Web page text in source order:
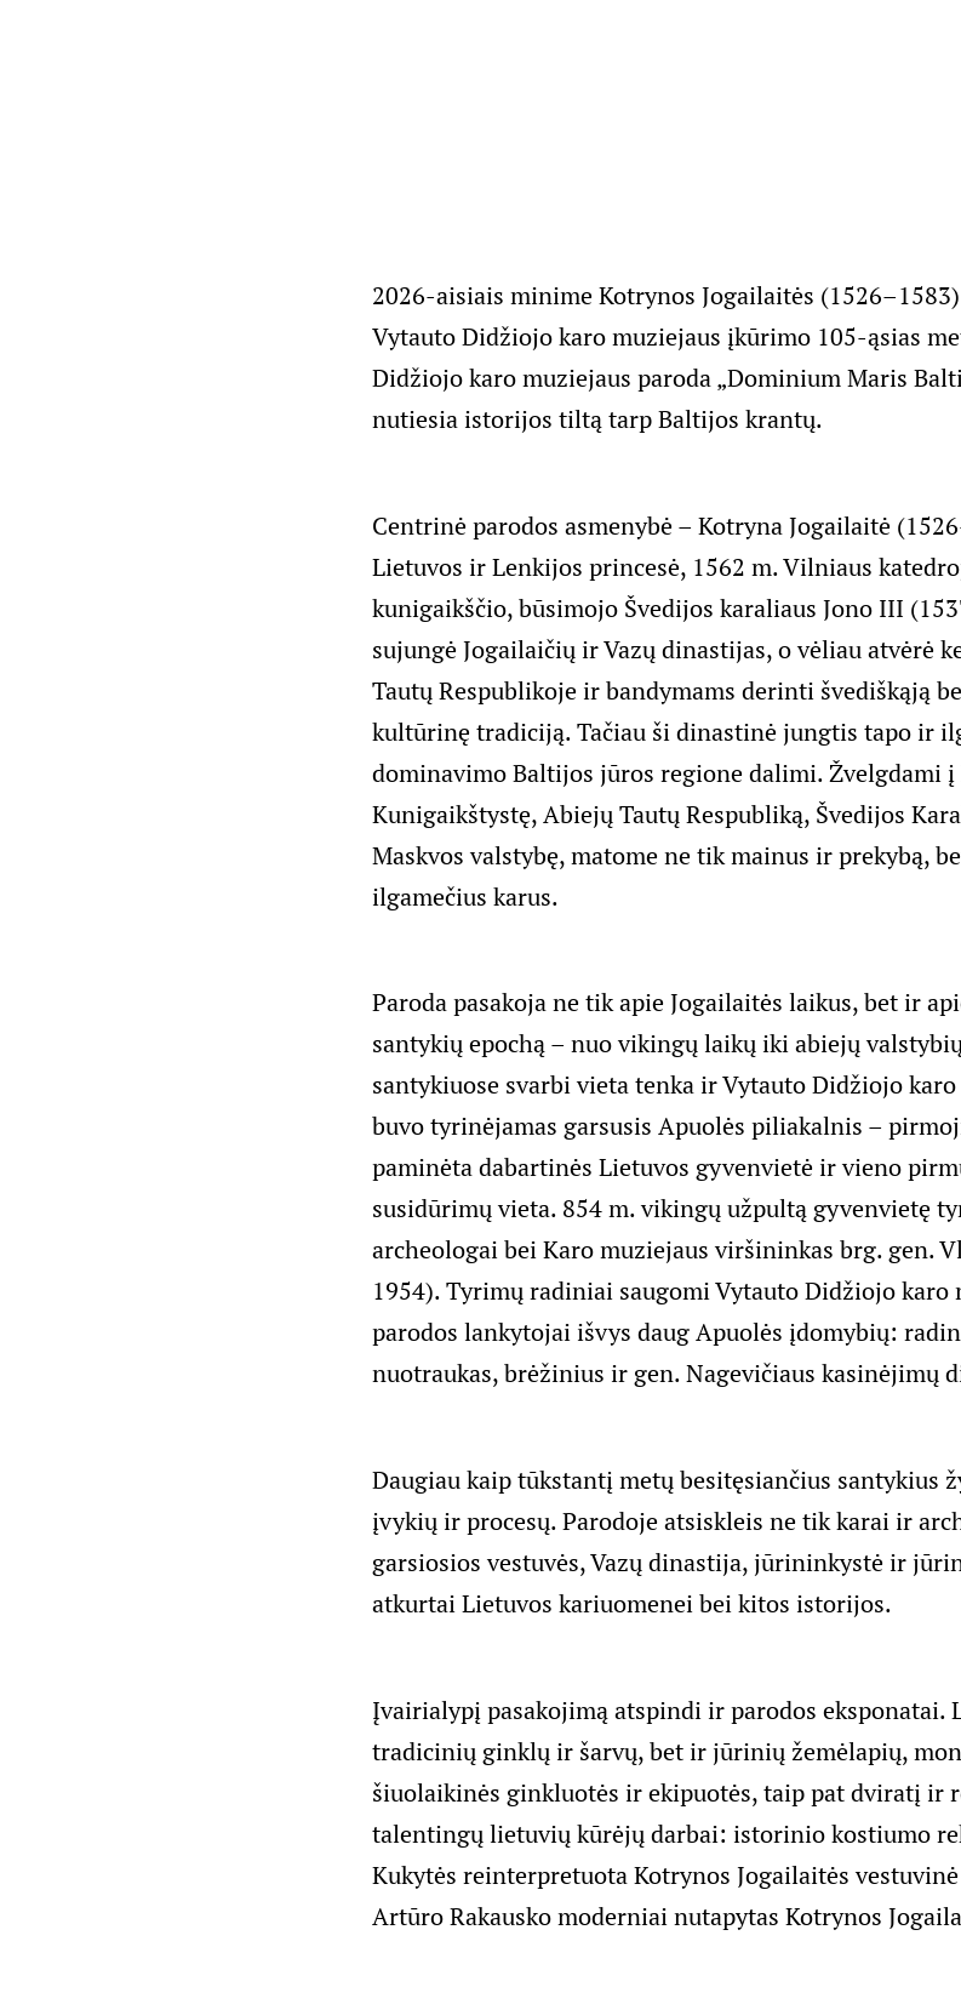
2026-aisiais minime Kotrynos Jogailaitės
Vytauto Didžiojo karo muziejaus įkūrimo 105-ąsias
Didžiojo karo muziejaus paroda „Dominium Maris
nutiesia istorijos tiltą tarp Baltijos krantų.
Centrinė parodos asmenybė – Kotryna Jogailaitė
Lietuvos ir Lenkijos princesė, 1562 m. Vilniaus
kunigaikščio, būsimojo Švedijos karaliaus Jono III
sujungė Jogailaičių ir Vazų dinastijas, o vėliau atvėrė
Tautų Respublikoje ir bandymams derinti švediškąją
kultūrinę tradiciją. Tačiau ši dinastinė jungtis tapo ir
dominavimo Baltijos jūros regione dalimi. Žvelgdami
Kunigaikštystę, Abiejų Tautų Respubliką, Švedijos
Maskvos valstybę, matome ne tik mainus ir prekybą,
ilgamečius karus.
Paroda pasakoja ne tik apie Jogailaitės laikus, bet ir
santykių epochą – nuo vikingų laikų iki abiejų
santykiuose svarbi vieta tenka ir Vytauto Didžiojo
buvo tyrinėjamas garsusis Apuolės piliakalnis –
paminėta dabartinės Lietuvos gyvenvietė ir vieno
susidūrimų vieta. 854 m. vikingų užpultą gyvenvietę
archeologai bei Karo muziejaus viršininkas brg. gen.
1954). Tyrimų radiniai saugomi Vytauto Didžiojo
parodos lankytojai išvys daug Apuolės įdomybių:
nuotraukas, brėžinius ir gen. Nagevičiaus kasinėjimų
Daugiau kaip tūkstantį metų besitęsiančius santykius
įvykių ir procesų. Parodoje atsiskleis ne tik karai ir
garsiosios vestuvės, Vazų dinastija, jūrininkystė ir
atkurtai Lietuvos kariuomenei bei kitos istorijos.
Įvairialypį pasakojimą atspindi ir parodos eksponatai.
tradicinių ginklų ir šarvų, bet ir jūrinių žemėlapių,
šiuolaikinės ginkluotės ir ekipuotės, taip pat dviratį ir
talentingų lietuvių kūrėjų darbai: istorinio kostiumo
Kukytės reinterpretuota Kotrynos Jogailaitės
Artūro Rakausko moderniai nutapytas Kotrynos